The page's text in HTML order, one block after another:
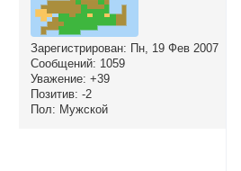
Зарегистрирован: Пн, 19 Фев 2007
Сообщений: 1059
Уважение: +39
Позитив: -2
Пол: Мужской